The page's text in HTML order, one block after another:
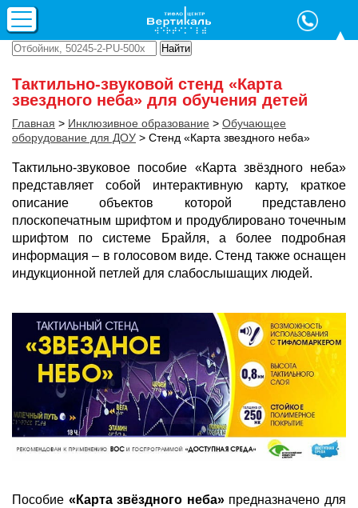
Тактильно-звуковой стенд «Карта
звездного неба» для обучения детей
Главная > Инклюзивное образование > Обучающее
оборудование для ДОУ > Стенд «Карта звездного неба»
Тактильно-звуковое пособие «Карта звёздного неба»
представляет собой интерактивную карту, краткое
описание объектов которой представлено
плоскопечатным шрифтом и продублировано точечным
шрифтом по системе Брайля, а более подробная
информация – в голосовом виде. Стенд также оснащен
индукционной петлей для слабослышащих людей.
Пособие «Карта звёздного неба»предназначено для